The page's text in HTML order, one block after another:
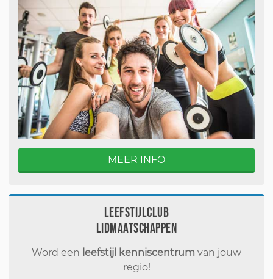
MEER INFO
Leefstijlclub
Lidmaatschappen
Word een leefstijl kenniscentrum van jouw
regio!